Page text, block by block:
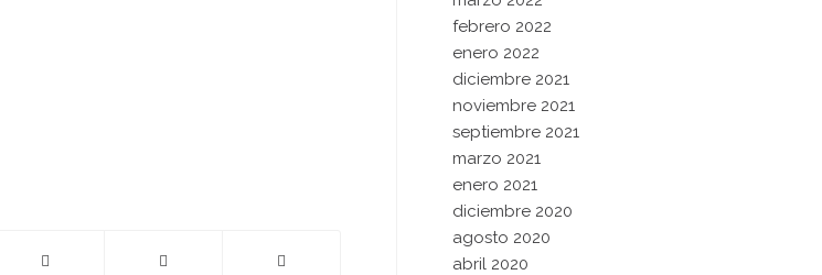
febrero 2022
enero 2022
diciembre 2021
noviembre 2021
septiembre 2021
marzo 2021
enero 2021
diciembre 2020
agosto 2020
abril 2020